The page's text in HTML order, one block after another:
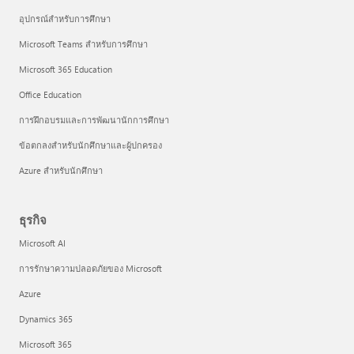
อุปกรณ์สำหรับการศึกษา
Microsoft Teams สำหรับการศึกษา
Microsoft 365 Education
Office Education
การฝึกอบรมและการพัฒนานักการศึกษา
ข้อตกลงสำหรับนักศึกษาและผู้ปกครอง
Azure สำหรับนักศึกษา
ธุรกิจ
Microsoft AI
การรักษาความปลอดภัยของ Microsoft
Azure
Dynamics 365
Microsoft 365